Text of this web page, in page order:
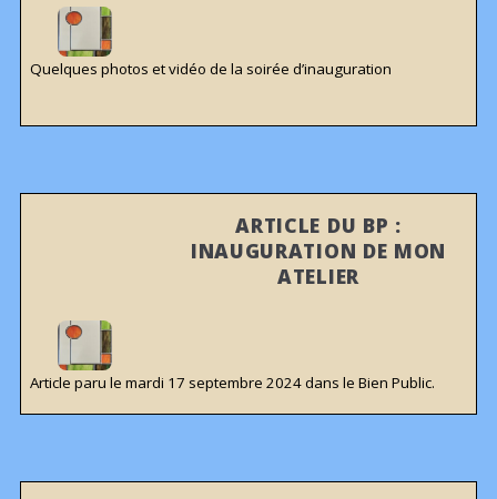
Quelques photos et vidéo de la soirée d’inauguration
ARTICLE DU BP :
INAUGURATION DE MON
ATELIER
Article paru le mardi 17 septembre 2024 dans le Bien Public.